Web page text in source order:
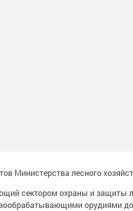
Министерства лесного
сектором охраны и защиты
орудиями